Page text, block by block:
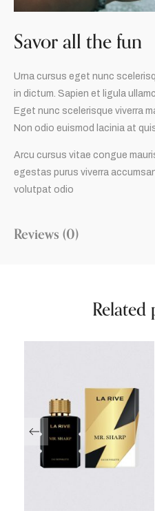
Savor all the fun
Urna cursus eget nunc
in dictum. Sapien et ligula
Eget nunc scelerisque viverra
Non odio euismod lacinia at
Arcu cursus vitae congue
egestas purus viverra
volutpat odio
Reviews (0)